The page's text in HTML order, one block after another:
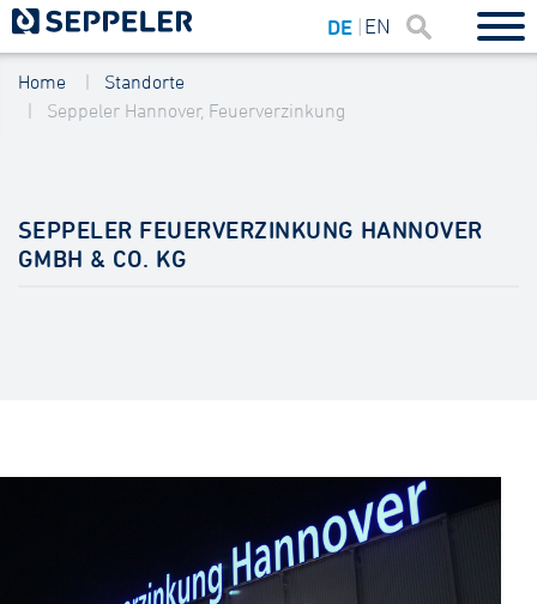
DE EN
Home
Standorte
Seppeler Hannover, Feuerverzinkung
SEPPELER FEUERVERZINKUNG HANNOVER
GMBH & CO. KG